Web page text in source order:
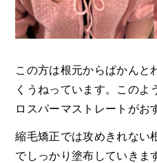
この方は根元からぱかんと
くうねっています。このよ
ロスパーマストレートがお
縮毛矯正では攻めきれない
でしっかり塗布していきま